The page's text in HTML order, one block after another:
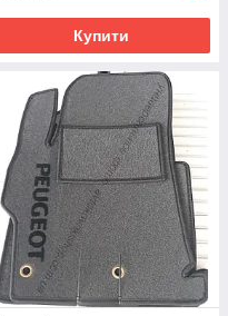
Купити